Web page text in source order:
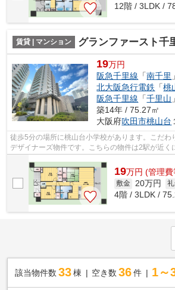
12階 / 3LDK /
賃貸 | マンション グランファースト千里
19万円
阪急千里線 「南千里
北大阪急行電鉄 「桃
阪急千里線 「千里山
築14年 / 75.27㎡
大阪府吹田市桃山台
徒歩5分の場所に桃山台小学校があります。こだわ
デザイナーズ物件です。こちらの物件は2駅が近く
で駅にアクセス可能な、魅力的な駅近物...
19万円 (管理
敷金 20万円
4階 / 3LDK /
該当物件数 33棟 空き数 36 件 1～